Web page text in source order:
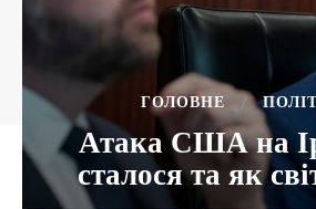
ГОЛОВНЕ
Атака США на
сталося та як